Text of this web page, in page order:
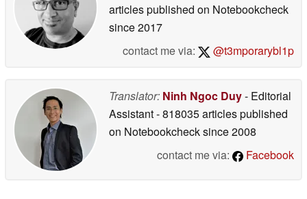
articles published on Notebookcheck
since 2017
contact me via:
@t3mporarybl1p
Translator: Ninh Ngoc Duy- Editorial
Assistant- 818035 articles published
on Notebookchecksince 2008
contact me via:
Facebook